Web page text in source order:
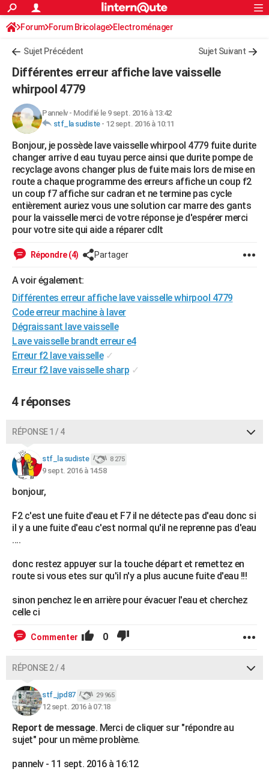
ACTUALITÉS
Politique
Société
Faits Divers
Education
Monde
Villes
+
Programme TV
Streaming
Cinéma
Sorties cinéma
Musique
FINANCE
Retraite
Impôts
Epargne
Immobilier
Risques naturels par ville
Banque
Assurance
Crédit
AUTO
Essais
Réserver un essai
Citadines
Berlines
SUV
Forum auto
HIGH-TECH
Mobiles
Meilleur smartphone
Internet
Ordinateurs
Jeux vidéo
Guide high-tech
+BRICOLAGE
Forum
Aménagement intérieur
Extérieur
Cuisine
Salle de bains
Jardinage
Rangement
WEEK-END
Guides de France
Escapades
Patrimoine
Expositions
Musées
Week-end nature
+LIFESTYLE
Art de vivre
Bien-être
Loisirs
Mode
Modes de vie
SANTE
Alimentation
Guide de la santé
Maladies
Médicaments
Sommeil
VOYAGE
Destinations
City break
Voyage nature
Voyage de noces
Forum
Climat
+PHOTO
GUIDES D'ACHAT
BONS PLANS
CARTE DE VOEUX
Dictionnaire
Biographies
Citations
Expressions
Proverbes
PROGRAMME TV
COPAINS D'AVANT
S'inscrire
Se connecter
Lycées
Collèges
Primaires
Universités
Entreprises
Service militaire
Avis de recherche
AVIS DE DÉCÈS
FORUM
S'inscrire
Connexion
Forum Forum Bricolage Electroménager
Sujet Précédent Sujet Suivant
Différentes erreur affiche lave vaisselle
whirpool 4779
Pannelv- Modifié le 9 sept. 2016 à 13:42
stf_la sudiste- 12 sept. 2016 à 10:11
Bonjour, je possède lave vaisselle whirpool 4779 fuite durite
changer arrive d eau tuyau perce ainsi que durite pompe de
recyclage avons changer plus de fuite mais lors de mise en
route a chaque programme des erreurs affiche un coup f2
un coup f7 affiche sur cadran et ne termine pas cycle
entièrement auriez vous une solution car marre des gants
pour la vaisselle merci de votre réponse je d'espérer merci
pour votre site qui aide a réparer cdlt
Répondre (4) Partager
A voir également:
Différentes erreur affiche lave vaisselle whirpool 4779
Code erreur machine à laver
Dégraissant lave vaisselle
Lave vaisselle brandt erreur e4
Erreur f2 lave vaisselle ✓
Erreur f2 lave vaisselle sharp ✓
4 réponses
RÉPONSE 1 / 4
stf_la sudiste 8 275
9 sept. 2016 à 14:58
bonjour,
F2 c'est une fuite d'eau et F7 il ne détecte pas d'eau donc si
il y a une fuite d'eau c'est normal qu'il ne reprenne pas d'eau
....
donc restez appuyer sur la touche départ et remettez en
route si vous etes sur qu'il n'y a plus aucune fuite d'eau !!!
sinon penchez le en arrière pour évacuer l'eau et cherchez
celle ci
Commenter 0
RÉPONSE 2 / 4
stf_jpd87 29 965
12 sept. 2016 à 07:18
Report de message. Merci de cliquer sur "répondre au
sujet" pour un même problème.
pannelv - 11 sept. 2016 à 16:12